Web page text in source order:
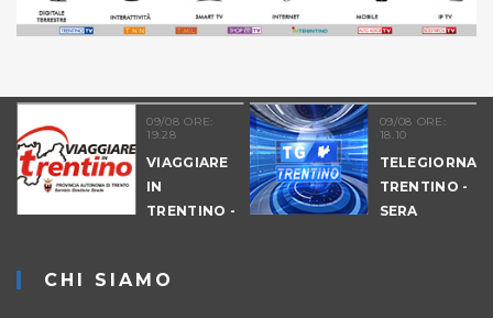
09/08 ORE:
19.28
VIAGGIARE
IN
TRENTINO -
09/08 ORE:
18.10
TRENTINO -
SERA
CHI SIAMO